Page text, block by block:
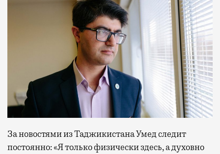
За новостями из Таджикистана Умед следит
постоянно: «Я только физически здесь, а духовно